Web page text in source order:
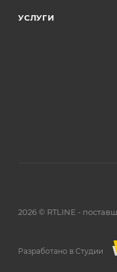
УСЛУГИ
2026 © RTLINE -
Разработано в Студии